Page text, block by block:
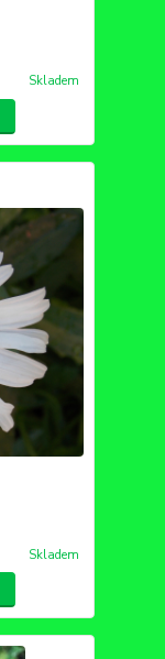
Skladem
Skladem